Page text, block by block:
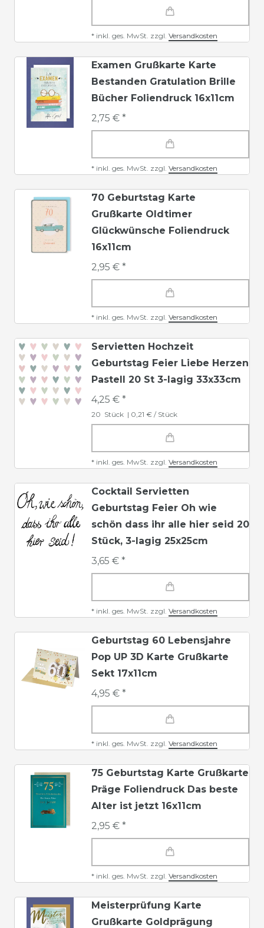
* inkl. ges. MwSt. zzgl. Versandkosten
Examen Grußkarte Karte
Bestanden Gratulation Brille
Bücher Foliendruck 16x11cm
2,75 € *
* inkl. ges. MwSt. zzgl. Versandkosten
70 Geburtstag Karte
Grußkarte Oldtimer
Glückwünsche Foliendruck
16x11cm
2,95 € *
* inkl. ges. MwSt. zzgl. Versandkosten
Servietten Hochzeit
Geburtstag Feier Liebe Herzen
Pastell 20 St 3-lagig 33x33cm
4,25 € *
20 Stück | 0,21 € / Stück
* inkl. ges. MwSt. zzgl. Versandkosten
Cocktail Servietten
Geburtstag Feier Oh wie
schön dass ihr alle hier seid 20
Stück, 3-lagig 25x25cm
3,65 € *
* inkl. ges. MwSt. zzgl. Versandkosten
Geburtstag 60 Lebensjahre
Pop UP 3D Karte Grußkarte
Sekt 17x11cm
4,95 € *
* inkl. ges. MwSt. zzgl. Versandkosten
75 Geburtstag Karte Grußkarte
Präge Foliendruck Das beste
Alter ist jetzt 16x11cm
2,95 € *
* inkl. ges. MwSt. zzgl. Versandkosten
Meisterprüfung Karte
Grußkarte Goldprägung